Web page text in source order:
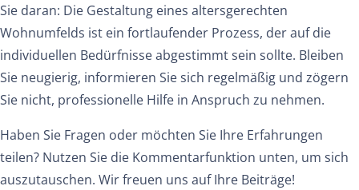
Sie daran: Die Gestaltung eines altersgerechten
Wohnumfelds ist ein fortlaufender Prozess, der auf die
individuellen Bedürfnisse abgestimmt sein sollte. Bleiben
Sie neugierig, informieren Sie sich regelmäßig und zögern
Sie nicht, professionelle Hilfe in Anspruch zu nehmen.
Haben Sie Fragen oder möchten Sie Ihre Erfahrungen
teilen? Nutzen Sie die Kommentarfunktion unten, um sich
auszutauschen. Wir freuen uns auf Ihre Beiträge!